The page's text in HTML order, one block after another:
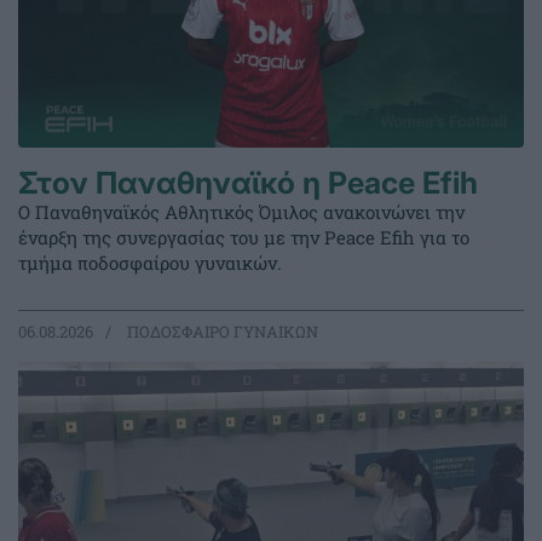
Στον Παναθηναϊκό η Peace Efih
Ο Παναθηναϊκός Αθλητικός Όμιλος ανακοινώνει την
έναρξη της συνεργασίας του με την Peace Efih για το
τμήμα ποδοσφαίρου γυναικών.
06.08.2026 ΠΟΔΟΣΦΑΙΡΟ ΓΥΝΑΙΚΩΝ